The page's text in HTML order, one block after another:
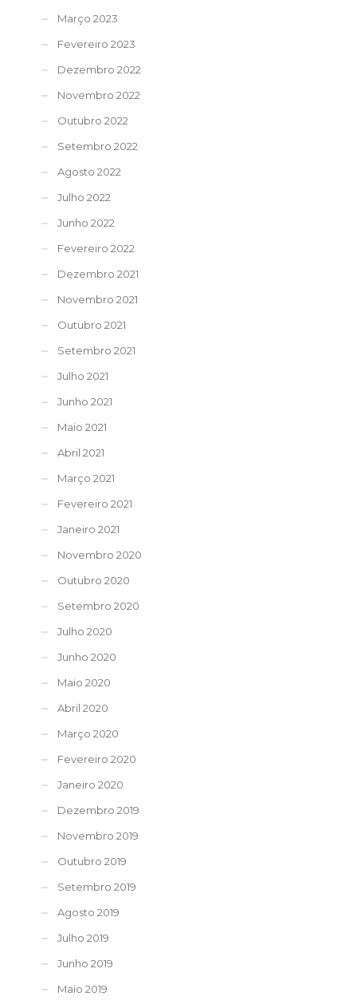
Março 2023
Fevereiro 2023
Dezembro 2022
Novembro 2022
Outubro 2022
Setembro 2022
Agosto 2022
Julho 2022
Junho 2022
Fevereiro 2022
Dezembro 2021
Novembro 2021
Outubro 2021
Setembro 2021
Julho 2021
Junho 2021
Maio 2021
Abril 2021
Março 2021
Fevereiro 2021
Janeiro 2021
Novembro 2020
Outubro 2020
Setembro 2020
Julho 2020
Junho 2020
Maio 2020
Abril 2020
Março 2020
Fevereiro 2020
Janeiro 2020
Dezembro 2019
Novembro 2019
Outubro 2019
Setembro 2019
Agosto 2019
Julho 2019
Junho 2019
Maio 2019